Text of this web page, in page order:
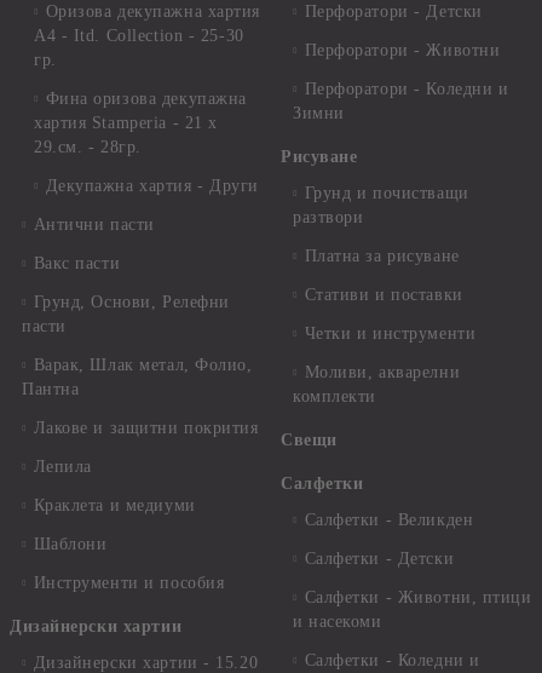
Оризова декупажна хартия
А4 - Itd. Collection - 25-30
гр.
Фина оризова декупажна
хартия Stamperia - 21 х
29.см. - 28гр.
Декупажна хартия - Други
Антични пасти
Вакс пасти
Грунд, Основи, Релефни
пасти
Варак, Шлак метал, Фолио,
Пантна
Лакове и защитни покрития
Лепила
Краклета и медиуми
Шаблони
Инструменти и пособия
Дизайнерски хартии
Дизайнерски хартии - 15.20
Перфоратори - Детски
Перфоратори - Животни
Перфоратори - Коледни и
Зимни
Рисуване
Грунд и почистващи
разтвори
Платна за рисуване
Стативи и поставки
Четки и инструменти
Моливи, акварелни
комплекти
Свещи
Салфетки
Салфетки - Великден
Салфетки - Детски
Салфетки - Животни, птици
и насекоми
Салфетки - Коледни и